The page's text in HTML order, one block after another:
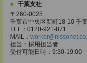
千葉支社
〒260-0028
千葉市中央区新町18-10 千
TEL：0120-921-871
MAIL：
担当：採用担当者
受付可能日時：9:30-